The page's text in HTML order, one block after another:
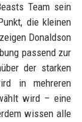
Team sein
die kleinen
Donaldson
passend zur
der starken
in mehreren
wird – eine
wissen alle